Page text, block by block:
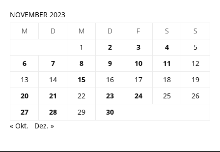
NOVEMBER 2023
M
D M D F S
S
1
2 3 4
5
6
7 8 9 10 11
12
13
14 15 16 17 18
19
20
21 22 23 24 25
26
27
28 29
30
« Okt.
Dez. »